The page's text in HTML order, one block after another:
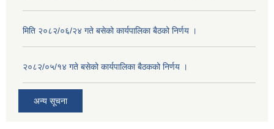
मिति २०८२/०६/२४ गते बसेको कार्यपालिका बैठको निर्णय ।
२०८२/०५/१४ गते बसेको कार्यपालिका बैठकको निर्णय ।
अन्य सूचना